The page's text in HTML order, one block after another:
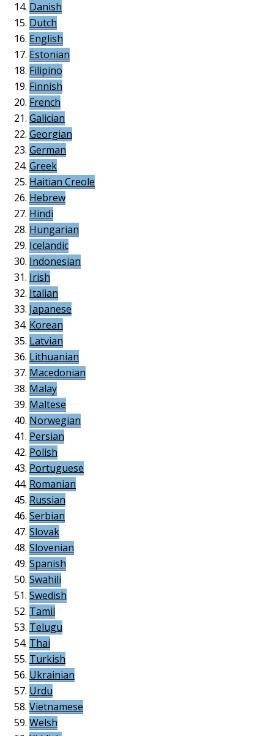
Danish
Dutch
English
Estonian
Filipino
Finnish
French
Galician
Georgian
German
Greek
Haitian Creole
Hebrew
Hindi
Hungarian
Icelandic
Indonesian
Irish
Italian
Japanese
Korean
Latvian
Lithuanian
Macedonian
Malay
Maltese
Norwegian
Persian
Polish
Portuguese
Romanian
Russian
Serbian
Slovak
Slovenian
Spanish
Swahili
Swedish
Tamil
Telugu
Thai
Turkish
Ukrainian
Urdu
Vietnamese
Welsh